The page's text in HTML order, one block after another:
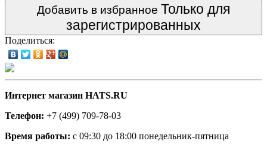
Добавить в избранное Только для
зарегистрированных
Поделиться:
Интернет магазин HATS.RU
Телефон: +7 (499) 709-78-03
Время работы: с 09:30 до 18:00 понедельник-пятница